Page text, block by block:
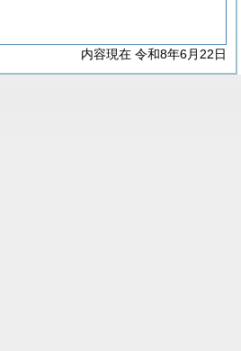
内容現在 令和8年6月22日